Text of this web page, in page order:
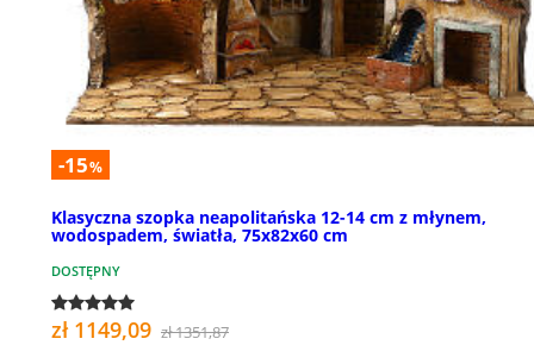
-15%
Klasyczna szopka neapolitańska 12-14 cm z młynem,
wodospadem, światła, 75x82x60 cm
DOSTĘPNY
zł 1149,09 zł 1351,87